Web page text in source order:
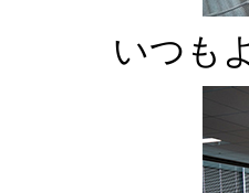
いつも